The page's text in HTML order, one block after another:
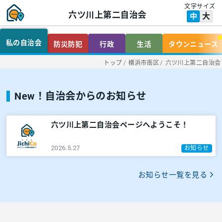
六ツ川上第二自治会
文字サイズ
中 大
私の自治会 防災防犯 行政 生活 タウンニュース
トップ / 横浜市南区 / 六ツ川上第二自治会
New！自治会からのお知らせ
六ツ川上第二自治会ページへようこそ！
2026.5.27 お知らせ
お知らせ一覧を見る